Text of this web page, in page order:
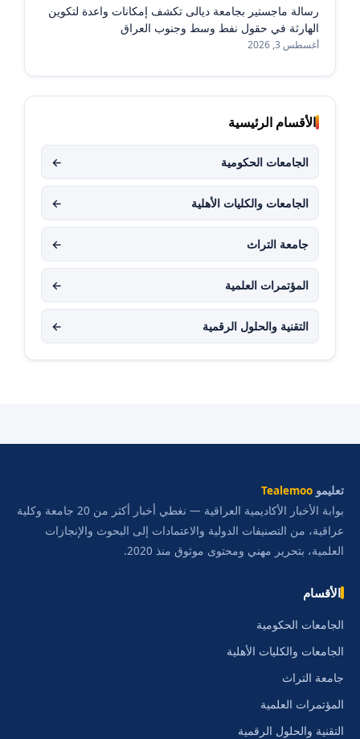
رسالة ماجستير بجامعة ديالى تكشف إمكانات واعدة لتكوين
الهارثة في حقول نفط وسط وجنوب العراق
أغسطس 3, 2026
الأقسام الرئيسية
الجامعات الحكومية ←
الجامعات والكليات الأهلية ←
جامعة التراث ←
المؤتمرات العلمية ←
التقنية والحلول الرقمية ←
تعليمو Tealemoo
بوابة الأخبار الأكاديمية العراقية — نغطي أخبار أكثر من 20 جامعة وكلية
عراقية، من التصنيفات الدولية والاعتمادات إلى البحوث والإنجازات
العلمية، بتحرير مهني ومحتوى موثوق منذ 2020.
الأقسام
الجامعات الحكومية
الجامعات والكليات الأهلية
جامعة التراث
المؤتمرات العلمية
التقنية والحلول الرقمية